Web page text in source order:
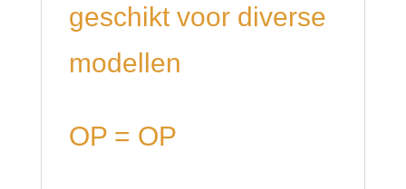
geschikt voor diverse
modellen
OP = OP